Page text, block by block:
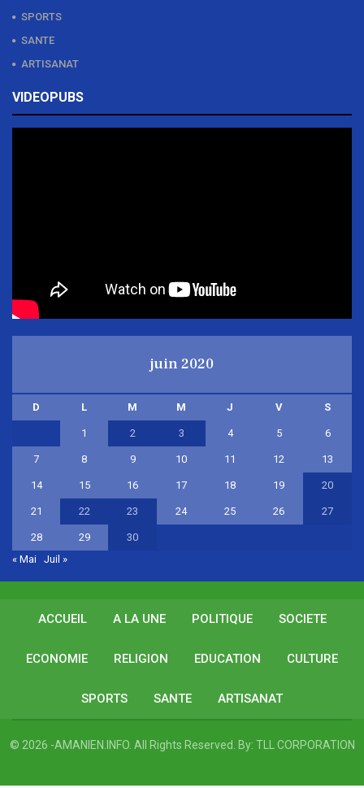
SPORTS
SANTE
ARTISANAT
VIDEOPUBS
juin 2020
D L M M J V S
1 2 3 4 5 6
7 8 9 10 11 12 13
14 15 16 17 18 19 20
21 22 23 24 25 26 27
28 29
30
« Mai Juil »
ACCUEIL A LA UNE POLITIQUE SOCIETE
ECONOMIE RELIGION EDUCATION CULTURE
SPORTS SANTE ARTISANAT
© 2026 -AMANIEN.INFO. All Rights Reserved. By: TLL CORPORATION